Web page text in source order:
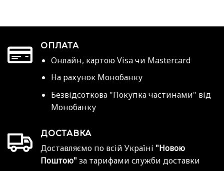
ОПЛАТА
Онлайн, картою Visa чи Mastercard
На рахунок Монобанку
Безвідсоткова "Покупка частинами" від
Монобанку
ДОСТАВКА
Доставляємо по всій Україні "Новою
Поштою" за тарифами служби доставки